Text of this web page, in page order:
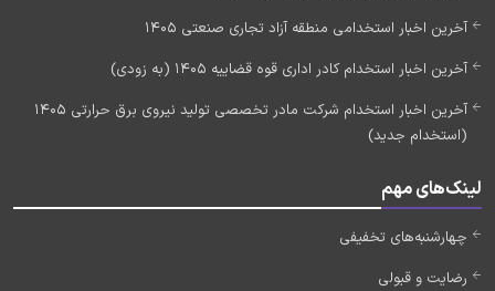
آخرین اخبار استخدامی منطقه آزاد تجاری صنعتی 1405
آخرین اخبار استخدام کادر اداری قوه قضاییه 1405 (به زودی)
آخرین اخبار استخدام شرکت مادر تخصصی تولید نیروی برق حرارتی 1405
(استخدام جدید)
لینک‌های مهم
چهارشنبه‌های تخفیفی
رضایت و قبولی